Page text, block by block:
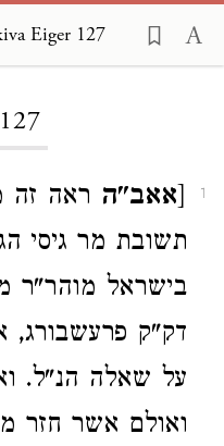
Eiger 127
1
[אאב"ה ראה זה
תשובת מר גיסי
בישראל מוהר"ר
דק"ק פרעשבורג,
על שאלה הנ"ל.
ואולם אשר חזר